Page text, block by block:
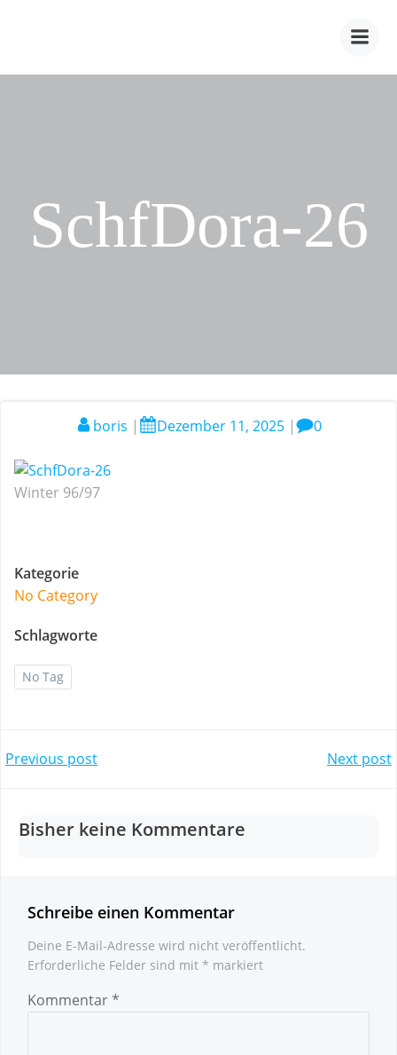
SchfDora-26
boris | Dezember 11, 2025 | 0
Winter 96/97
Kategorie
No Category
Schlagworte
No Tag
Post
navigation
Previous post
navigation
Next post
Bisher keine Kommentare
Schreibe einen Kommentar
Deine E-Mail-Adresse wird nicht veröffentlicht.
Erforderliche Felder sind mit * markiert
Kommentar*